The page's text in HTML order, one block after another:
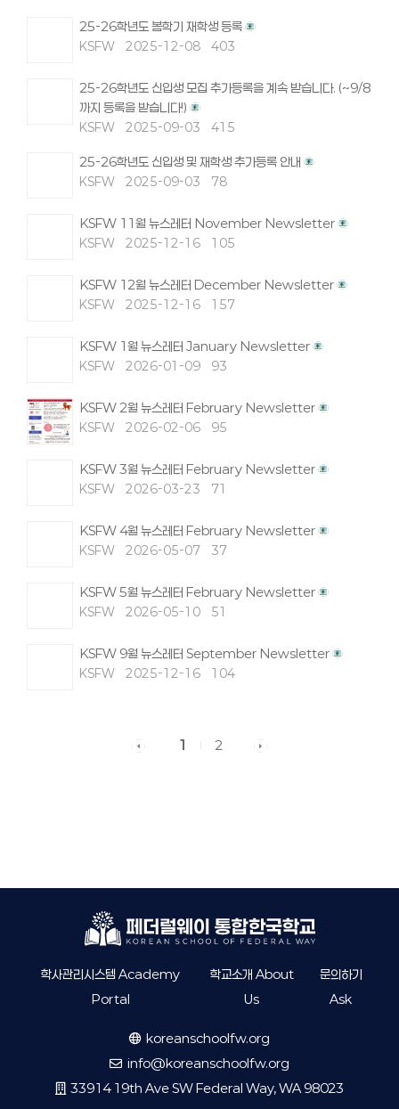
25-26학년도 봄학기 재학생 등록
KSFW 2025-12-08 403
25-26학년도 신입생 모집 추가등록을 계속 받습니다. (~9/8
까지 등록을 받습니다!)
KSFW 2025-09-03 415
25-26학년도 신입생 및 재학생 추가등록 안내
KSFW 2025-09-03 78
KSFW 11월 뉴스레터 November Newsletter
KSFW 2025-12-16 105
KSFW 12월 뉴스레터 December Newsletter
KSFW 2025-12-16 157
KSFW 1월 뉴스레터 January Newsletter
KSFW 2026-01-09 93
KSFW 2월 뉴스레터 February Newsletter
KSFW 2026-02-06 95
KSFW 3월 뉴스레터 February Newsletter
KSFW 2026-03-23 71
KSFW 4월 뉴스레터 February Newsletter
KSFW 2026-05-07 37
KSFW 5월 뉴스레터 February Newsletter
KSFW 2026-05-10 51
KSFW 9월 뉴스레터 September Newsletter
KSFW 2025-12-16 104
1 2
학사관리시스템 Academy
Portal
학교소개 About
Us
문의하기
Ask
koreanschoolfw.org
info@koreanschoolfw.org
33914 19th Ave SW Federal Way, WA 98023